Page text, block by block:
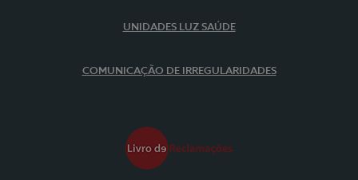
UNIDADES LUZ SAÚDE
COMUNICAÇÃO DE IRREGULARIDADES